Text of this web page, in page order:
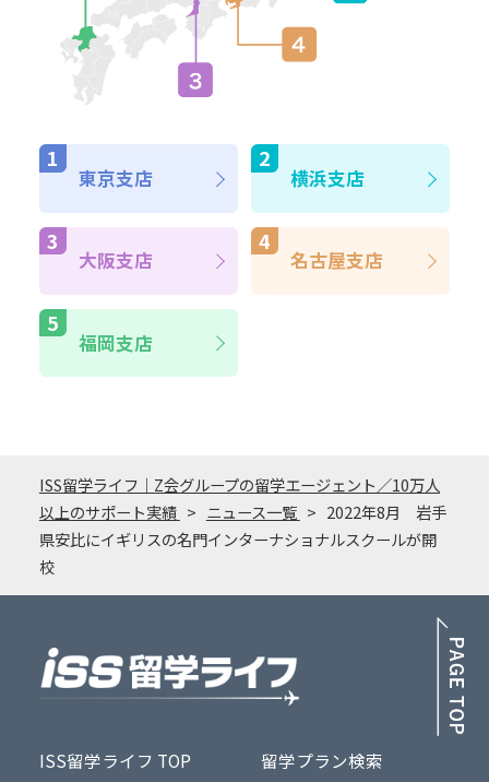
東京支店 横浜支店
大阪支店 名古屋支店
福岡支店
ISS留学ライフ｜Z会グループの留学エージェント／10万人
以上のサポート実績
ニュース一覧
2022年8月 岩手
県安比にイギリスの名門インターナショナルスクールが開
校
ISS留学ライフ TOP
留学プラン検索